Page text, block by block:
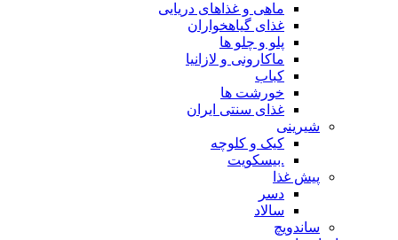
ماهی و غذاهای دریایی
غذای گیاهخواران
پلو و چلو ها
ماکارونی و لازانیا
کباب
خورشت ها
غذای سنتی ایران
شیرینی
کیک و کلوچه
.بیسکویت
پیش غذا
دسر
سالاد
ساندویچ